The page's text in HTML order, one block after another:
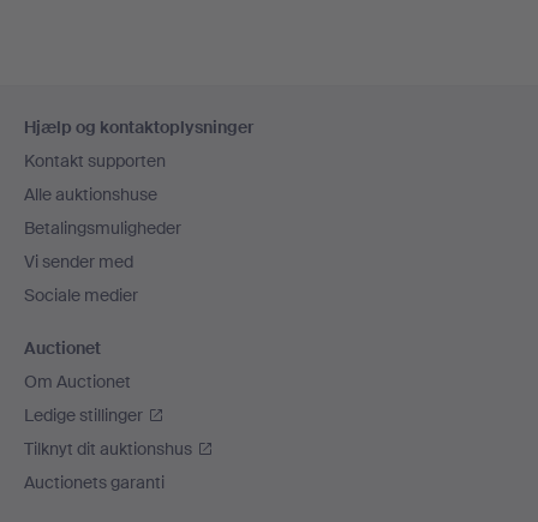
Hjælp og kontaktoplysninger
Kontakt supporten
Alle auktionshuse
Betalingsmuligheder
Vi sender med
Sociale medier
Auctionet
Om Auctionet
Ledige stillinger
Tilknyt dit auktionshus
Auctionets garanti